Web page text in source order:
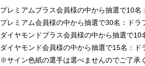
プレミアムプラス会員様の中から抽選で10
プレミアム会員様の中から抽選で30名：ドラ
ダイヤモンドプラス会員様の中から抽選で
ダイヤモンド会員様の中から抽選で15名：
※サイン色紙の選手は選べませんのでご了承